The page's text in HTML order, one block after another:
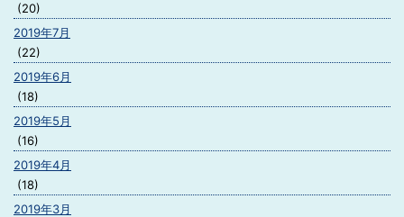
(20)
2019年7月
(22)
2019年6月
(18)
2019年5月
(16)
2019年4月
(18)
2019年3月